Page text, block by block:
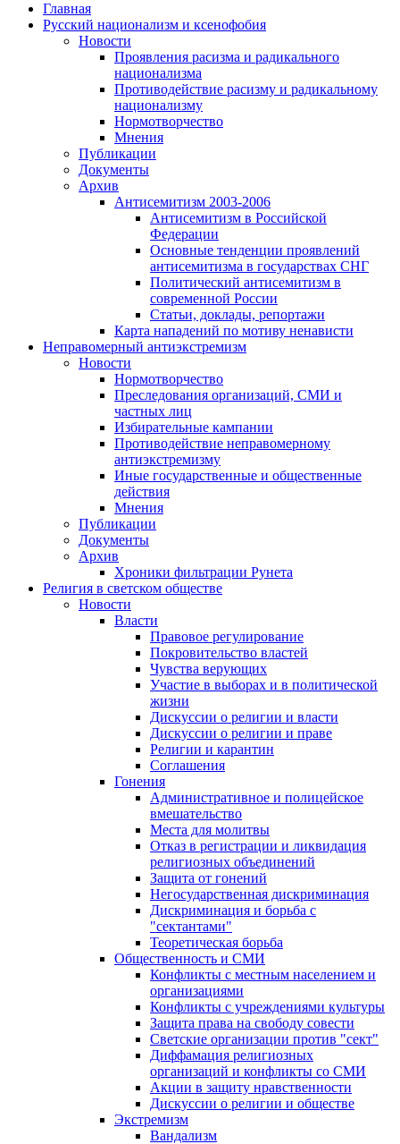
Главная
Русский национализм и ксенофобия
Новости
Проявления расизма и радикального
национализма
Противодействие расизму и радикальному
национализму
Нормотворчество
Мнения
Публикации
Документы
Архив
Антисемитизм 2003-2006
Антисемитизм в Российской
Федерации
Основные тенденции проявлений
антисемитизма в государствах СНГ
Политический антисемитизм в
современной России
Статьи, доклады, репортажи
Карта нападений по мотиву ненависти
Неправомерный антиэкстремизм
Новости
Нормотворчество
Преследования организаций, СМИ и
частных лиц
Избирательные кампании
Противодействие неправомерному
антиэкстремизму
Иные государственные и общественные
действия
Мнения
Публикации
Документы
Архив
Хроники фильтрации Рунета
Религия в светском обществе
Новости
Власти
Правовое регулирование
Покровительство властей
Чувства верующих
Участие в выборах и в политической
жизни
Дискуссии о религии и власти
Дискуссии о религии и праве
Религии и карантин
Соглашения
Гонения
Административное и полицейское
вмешательство
Места для молитвы
Отказ в регистрации и ликвидация
религиозных объединений
Защита от гонений
Негосударственная дискриминация
Дискриминация и борьба с
"сектантами"
Теоретическая борьба
Общественность и СМИ
Конфликты с местным населением и
организациями
Конфликты с учреждениями культуры
Защита права на свободу совести
Светские организации против "сект"
Диффамация религиозных
организаций и конфликты со СМИ
Акции в защиту нравственности
Дискуссии о религии и обществе
Экстремизм
Вандализм